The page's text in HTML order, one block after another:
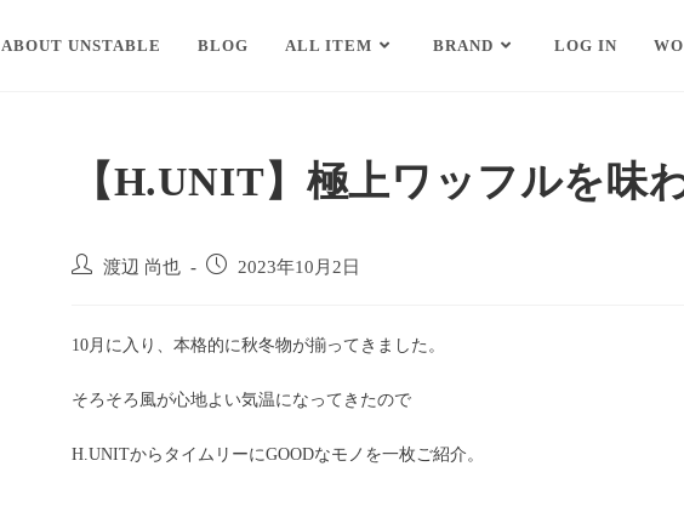
ABOUT UNSTABLE BLOG ALL ITEM BRAND LOG IN
【H.UNIT】極上ワッフルを味
渡辺 尚也 2023年10月2日
10月に入り、本格的に秋冬物が揃ってきました。
そろそろ風が心地よい気温になってきたので
H.UNITからタイムリーにGOODなモノを一枚ご紹介。